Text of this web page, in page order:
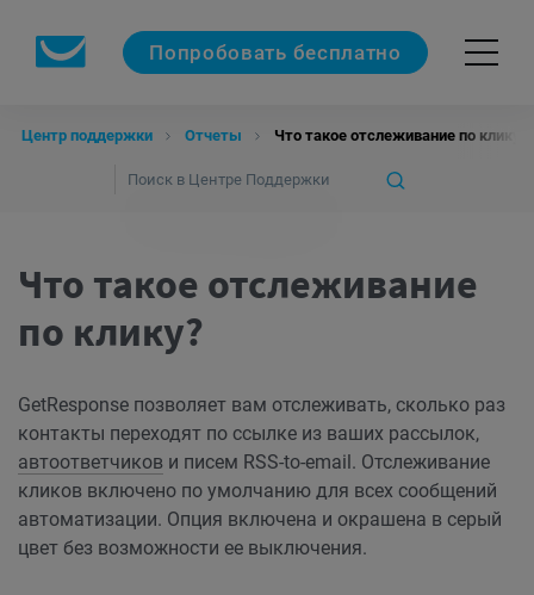
Попробовать бесплатно
Центр поддержки Отчеты Что такое отслеживание по клику?
Что такое отслеживание
по клику?
GetResponse позволяет вам отслеживать, сколько раз
контакты переходят по ссылке из ваших рассылок,
автоответчиков и писем RSS-to-email. Отслеживание
кликов включено по умолчанию для всех сообщений
автоматизации. Опция включена и окрашена в серый
цвет без возможности ее выключения.